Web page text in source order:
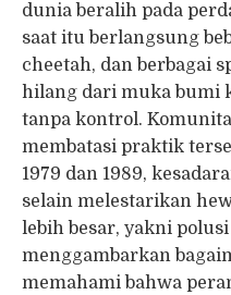
dunia beralih pada
saat itu berlangsung
cheetah, dan berbagai
hilang dari muka bumi
tanpa kontrol.
membatasi praktik
1979 dan 1989,
selain melestarikan
lebih besar, yakni
menggambarkan
memahami bahwa